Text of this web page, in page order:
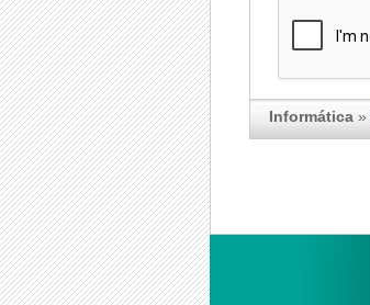
Informática »